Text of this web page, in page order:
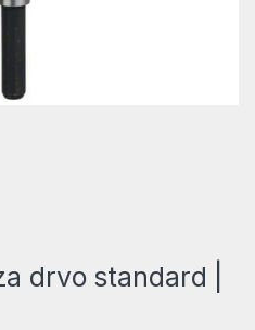
drvo standard |